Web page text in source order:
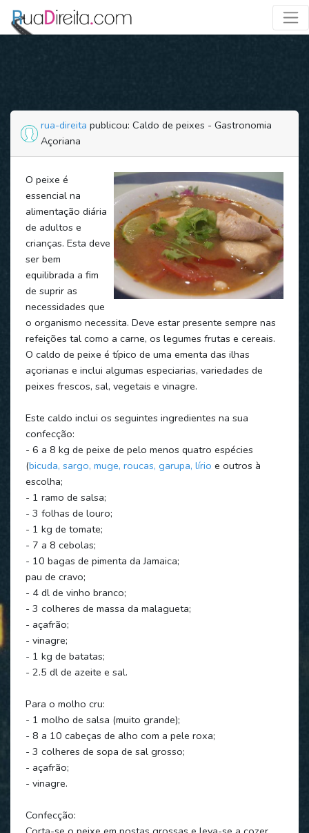
rua-direita publicou: Caldo de peixes - Gastronomia
Açoriana
O peixe é
essencial na
alimentação diária
de adultos e
crianças. Esta deve
ser bem
equilibrada a fim
de suprir as
necessidades que
o organismo necessita. Deve estar presente sempre nas
refeições tal como a carne, os legumes frutas e cereais.
O caldo de peixe é típico de uma ementa das ilhas
açorianas e inclui algumas especiarias, variedades de
peixes frescos, sal, vegetais e vinagre.
Este caldo inclui os seguintes ingredientes na sua
confecção:
- 6 a 8 kg de peixe de pelo menos quatro espécies
(bicuda, sargo, muge, roucas, garupa, lírio e outros à
escolha;
- 1 ramo de salsa;
- 3 folhas de louro;
- 1 kg de tomate;
- 7 a 8 cebolas;
- 10 bagas de pimenta da Jamaica;
pau de cravo;
- 4 dl de vinho branco;
- 3 colheres de massa da malagueta;
- açafrão;
- vinagre;
- 1 kg de batatas;
- 2.5 dl de azeite e sal.
Para o molho cru:
- 1 molho de salsa (muito grande);
- 8 a 10 cabeças de alho com a pele roxa;
- 3 colheres de sopa de sal grosso;
- açafrão;
- vinagre.
Confecção: